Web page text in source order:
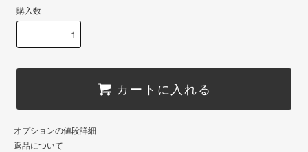
購入数
カートに入れる
オプションの値段詳細
返品について